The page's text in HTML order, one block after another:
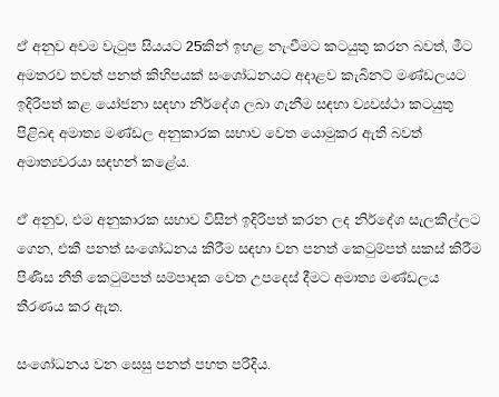
ඒ අනුව අවම වැටුප සියයට 25කින් ඉහළ නැංවීමට කටයුතු කරන බවත්, මීට
අමතරව තවත් පනත් කිහිපයක් සංශෝධනයට අදාළව කැබිනට් මණ්ඩලයට
ඉදිරිපත් කළ යෝජනා සඳහා නිර්දේශ ලබා ගැනීම සඳහා ව්‍යවස්ථා කටයුතු
පිළිබඳ අමාත්‍ය මණ්ඩල අනුකාරක සභාව වෙත යොමුකර ඇති බවත්
අමාත්‍යවරයා සඳහන් කළේය.
ඒ අනුව, එම අනුකාරක සභාව විසින් ඉදිරිපත් කරන ලද නිර්දේශ සැලකිල්ලට
ගෙන, එකී පනත් සංශෝධනය කිරීම සඳහා වන පනත් කෙටුම්පත් සකස් කිරීම
පිණිස නීති කෙටුම්පත් සම්පාදක වෙත උපදෙස් දීමට අමාත්‍ය මණ්ඩලය
තීරණය කර ඇත.
සංශෝධනය වන සෙසු පනත් පහත පරිදිය.